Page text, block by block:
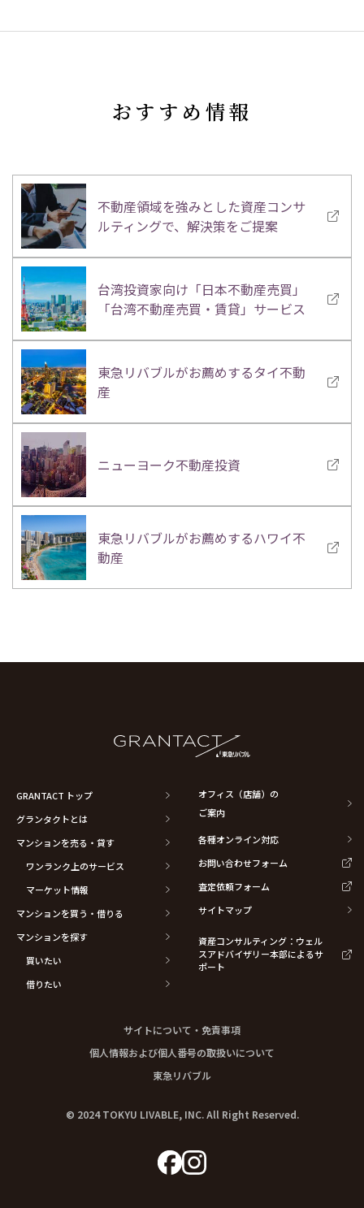
おすすめ情報
不動産領域を強みとした資産コンサ
ルティングで、解決策をご提案
台湾投資家向け「日本不動産売買」
「台湾不動産売買・賃貸」サービス
東急リバブルがお薦めするタイ不動
産
ニューヨーク不動産投資
東急リバブルがお薦めするハワイ不
動産
GRANTACT トップ
グランタクトとは
マンションを売る・貸す
ワンランク上のサービス
マーケット情報
マンションを買う・借りる
マンションを探す
買いたい
借りたい
オフィス（店舗）の
ご案内
各種オンライン対応
お問い合わせフォーム
査定依頼フォーム
サイトマップ
資産コンサルティング：ウェル
スアドバイザリー本部によるサ
ポート
サイトについて・免責事項
個人情報および個人番号の取扱いについて
東急リバブル
© 2024 TOKYU LIVABLE, INC. All Right Reserved.